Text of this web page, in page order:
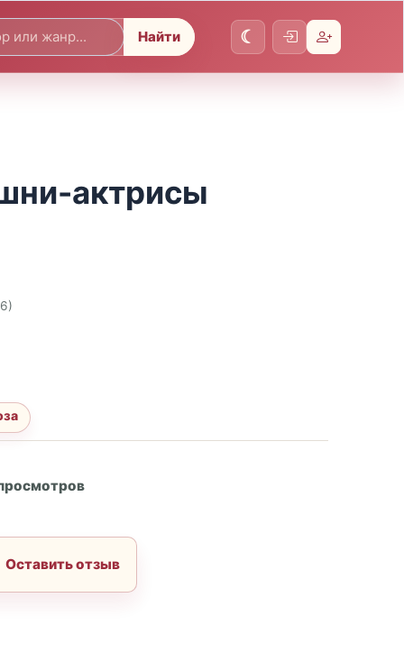
Найти
актрисы
Оставить отзыв